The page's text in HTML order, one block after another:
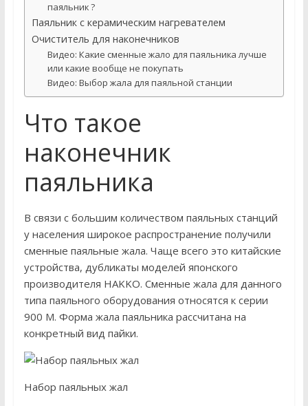
паяльник ?
Паяльник с керамическим нагревателем
Очиститель для наконечников
Видео: Какие сменные жало для паяльника лучше
или какие вообще не покупать
Видео: Выбор жала для паяльной станции
Что такое
наконечник
паяльника
В связи с большим количеством паяльных станций
у населения широкое распространение получили
сменные паяльные жала. Чаще всего это китайские
устройства, дубликаты моделей японского
производителя HAKKO. Сменные жала для данного
типа паяльного оборудования относятся к серии
900 М. Форма жала паяльника рассчитана на
конкретный вид пайки.
Набор паяльных жал